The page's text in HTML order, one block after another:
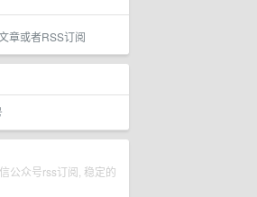
章或者RSS订阅
公众号rss订阅, 稳定的